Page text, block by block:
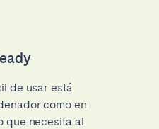
de usar está
como en
que necesita al